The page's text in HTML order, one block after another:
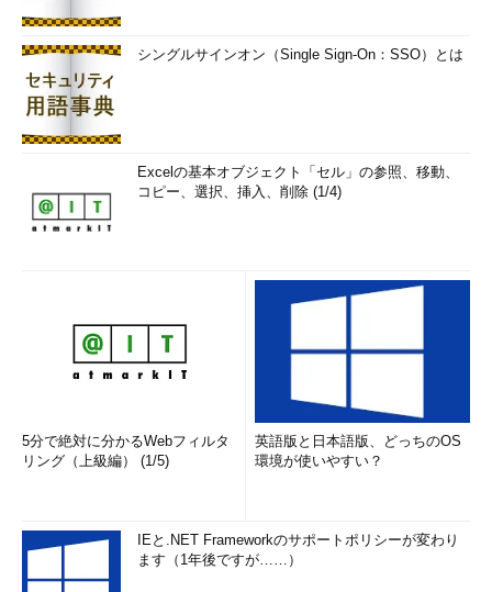
シングルサインオン（Single Sign-On：SSO）とは
Excelの基本オブジェクト「セル」の参照、移動、
コピー、選択、挿入、削除 (1/4)
5分で絶対に分かるWebフィルタ
リング（上級編） (1/5)
英語版と日本語版、どっちのOS
環境が使いやすい？
IEと.NET Frameworkのサポートポリシーが変わり
ます（1年後ですが……）